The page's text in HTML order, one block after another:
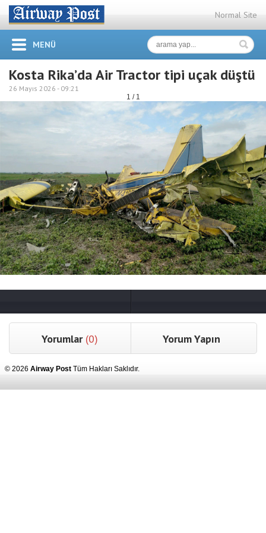
Normal Site
MENÜ
Kosta Rika’da Air Tractor tipi uçak düştü
26 Mayıs 2026 - 09:21
1 / 1
Yorumlar (0) Yorum Yapın
© 2026 Airway Post Tüm Hakları Saklıdır.